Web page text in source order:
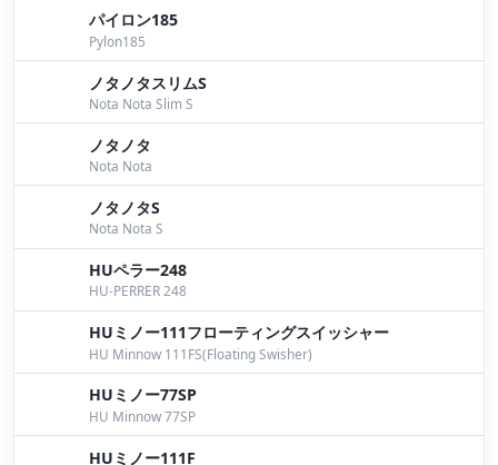
ふくしまワカサギルアーフェスタ
ご挨拶by Sakata
今シーズン桧原湖で活躍したハイドアップルアー達
Bomber
１１月６日今シーズン最後の桧原湖ガイドby
Bomber
桧原湖に感謝を込めてゴミ拾い。by Bomber
１０月９日桧原湖ガイド
NBCチャプター福島最終戦。by Bomber
９月２４日桧原湖ガイド
９月２０日桧原湖ガイド。前半はワイド祭りでラスト
パイロン185
Pylon185
ノタノタスリムS
Nota Nota Slim S
ノタノタ
Nota Nota
ノタノタS
Nota Nota S
HUペラー248
HU-PERRER 248
HUミノー111フローティングスイッシャー
HU Minnow 111FS(Floating Swisher)
HUミノー77SP
HU Minnow 77SP
HUミノー111F